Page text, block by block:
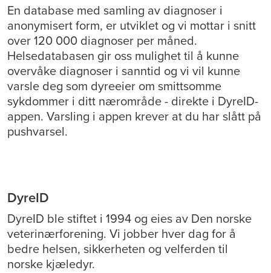
En database med samling av diagnoser i
anonymisert form, er utviklet og vi mottar i snitt
over 120 000 diagnoser per måned.
Helsedatabasen gir oss mulighet til å kunne
overvåke diagnoser i sanntid og vi vil kunne
varsle deg som dyreeier om smittsomme
sykdommer i ditt nærområde - direkte i DyreID-
appen. Varsling i appen krever at du har slått på
pushvarsel.
DyreID
DyreID ble stiftet i 1994 og eies av Den norske
veterinærforening. Vi jobber hver dag for å
bedre helsen, sikkerheten og velferden til
norske kjæledyr.